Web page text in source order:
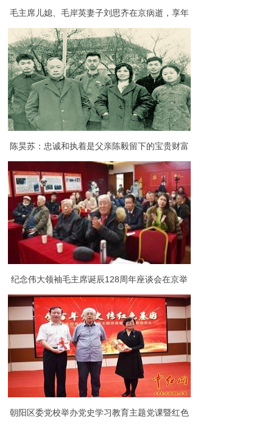
毛主席儿媳、毛岸英妻子刘思齐在京病逝，享年
92岁
陈昊苏：忠诚和执着是父亲陈毅留下的宝贵财富
纪念伟大领袖毛主席诞辰128周年座谈会在京举
行
朝阳区委党校举办党史学习教育主题党课暨红色